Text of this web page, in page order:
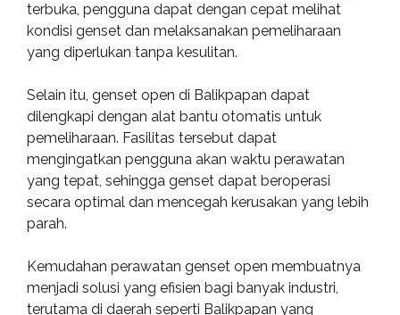
terbuka, pengguna dapat dengan cepat melihat
kondisi genset dan melaksanakan pemeliharaan
yang diperlukan tanpa kesulitan.
Selain itu, genset open di Balikpapan dapat
dilengkapi dengan alat bantu otomatis untuk
pemeliharaan. Fasilitas tersebut dapat
mengingatkan pengguna akan waktu perawatan
yang tepat, sehingga genset dapat beroperasi
secara optimal dan mencegah kerusakan yang lebih
parah.
Kemudahan perawatan genset open membuatnya
menjadi solusi yang efisien bagi banyak industri,
terutama di daerah seperti Balikpapan yang